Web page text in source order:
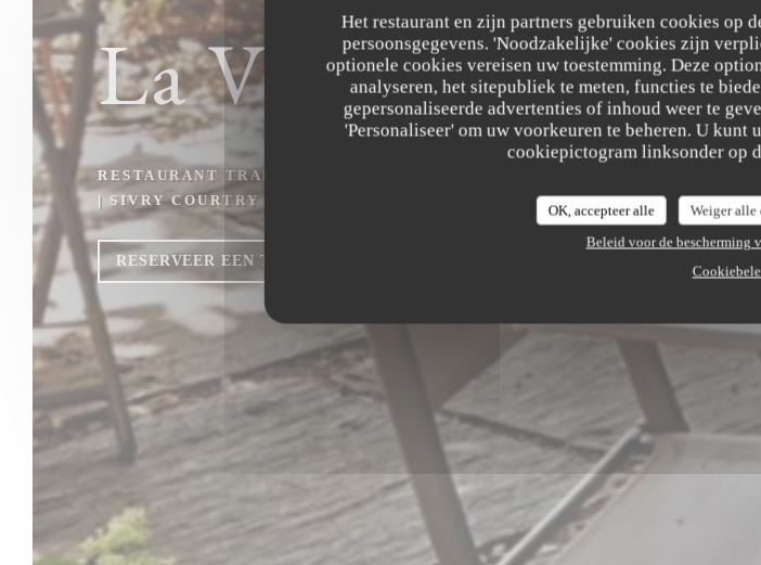
Het restaurant en zijn partners gebruiken cookies op
persoonsgegevens. 'Noodzakelijke' cookies zijn
optionele cookies vereisen uw toestemming. Deze
analyseren, het sitepubliek te meten, functies te
gepersonaliseerde advertenties of inhoud weer te
'Personaliseer' om uw voorkeuren te beheren. U
cookiepictogram linksonder op
OK, accepteer alle Weiger alle
Beleid voor de bescherming
La Vieille Auberge
RESTAURANT TRADITIONNEL
| SIVRY COURTRY
RESERVEER EEN TAFEL